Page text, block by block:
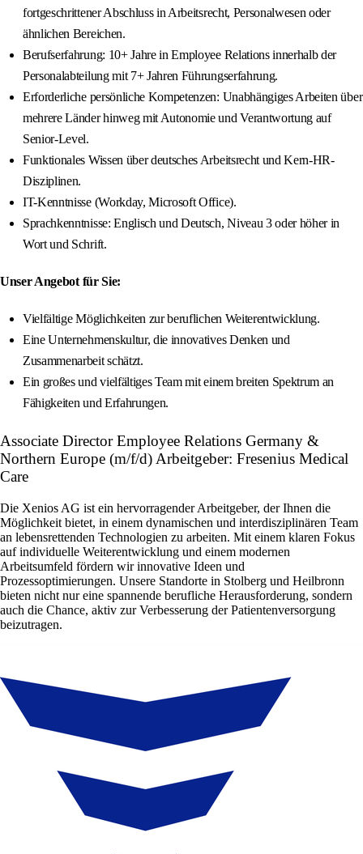
fortgeschrittener Abschluss in Arbeitsrecht, Personalwesen oder
ähnlichen Bereichen.
Berufserfahrung: 10+ Jahre in Employee Relations innerhalb der
Personalabteilung mit 7+ Jahren Führungserfahrung.
Erforderliche persönliche Kompetenzen: Unabhängiges Arbeiten über
mehrere Länder hinweg mit Autonomie und Verantwortung auf
Senior-Level.
Funktionales Wissen über deutsches Arbeitsrecht und Kern-HR-
Disziplinen.
IT-Kenntnisse (Workday, Microsoft Office).
Sprachkenntnisse: Englisch und Deutsch, Niveau 3 oder höher in
Wort und Schrift.
Unser Angebot für Sie:
Vielfältige Möglichkeiten zur beruflichen Weiterentwicklung.
Eine Unternehmenskultur, die innovatives Denken und
Zusammenarbeit schätzt.
Ein großes und vielfältiges Team mit einem breiten Spektrum an
Fähigkeiten und Erfahrungen.
Associate Director Employee Relations Germany &
Northern Europe (m/f/d) Arbeitgeber: Fresenius Medical
Care
Die Xenios AG ist ein hervorragender Arbeitgeber, der Ihnen die
Möglichkeit bietet, in einem dynamischen und interdisziplinären Team
an lebensrettenden Technologien zu arbeiten. Mit einem klaren Fokus
auf individuelle Weiterentwicklung und einem modernen
Arbeitsumfeld fördern wir innovative Ideen und
Prozessoptimierungen. Unsere Standorte in Stolberg und Heilbronn
bieten nicht nur eine spannende berufliche Herausforderung, sondern
auch die Chance, aktiv zur Verbesserung der Patientenversorgung
beizutragen.